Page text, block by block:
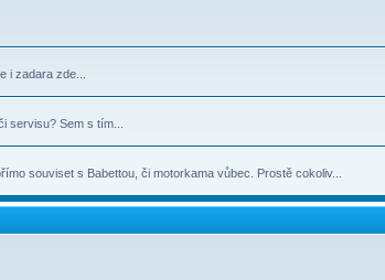
i zadara zde...
servisu? Sem s tím...
souviset s Babettou, či motorkama vůbec. Prostě cokoliv...